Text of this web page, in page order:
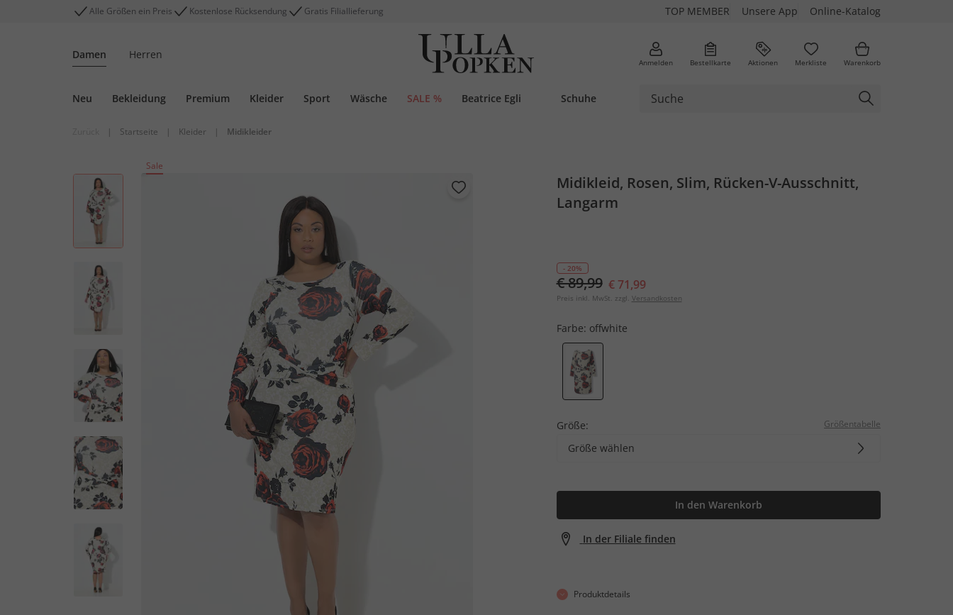
Alle Größen ein Preis Kostenlose Rücksendung Gratis Filiallieferung TOP MEMBER Unsere App Online-Katalog
Damen Herren
Anmelden Bestellkarte Aktionen Merkliste Warenkorb
Neu Bekleidung Premium Kleider Sport Wäsche SALE % Beatrice Egli Schuhe
| Startseite | Kleider | Midikleider
Sale
Midikleid, Rosen, Slim, Rücken-V-Ausschnitt,
Langarm
- 20%
€ 89,99 € 71,99
Preis inkl. MwSt. zzgl. Versandkosten
Farbe: offwhite
Größe: Größentabelle
Größe wählen
In den Warenkorb
In der Filiale finden
Produktdetails